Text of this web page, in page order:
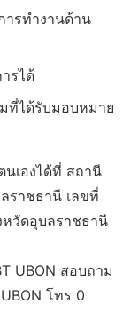
รทำงานด้าน
รได้
ที่ได้รับมอบหมาย
เองได้ที่ สถานี
ราชธานี เลขที่
หวัดอุบลราชธานี
UBON สอบถาม
โทร 0